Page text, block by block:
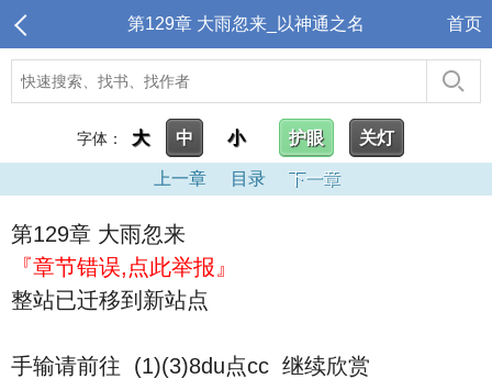
第129章 大雨忽来_以神通之名 首页
字体： 大 中 小 护眼 关灯
上一章 目录 下一章
第129章 大雨忽来
『章节错误,点此举报』
整站已迁移到新站点
手输请前往 (1)(3)8du点cc 继续欣赏